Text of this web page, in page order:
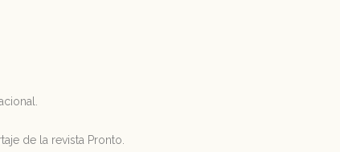
de la revista Pronto.